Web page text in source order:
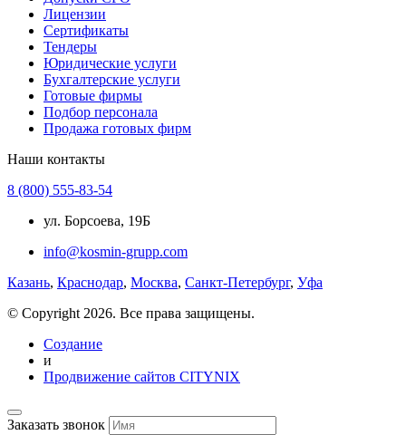
Лицензии
Сертификаты
Тендеры
Юридические услуги
Бухгалтерские услуги
Готовые фирмы
Подбор персонала
Продажа готовых фирм
Наши контакты
8 (800) 555-83-54
ул. Борсоева, 19Б
info@kosmin-grupp.com
Казань, Краснодар, Москва, Санкт-Петербург, Уфа
© Copyright 2026. Все права защищены.
Создание
и
Продвижение сайтов CITYNIX
Заказать звонок